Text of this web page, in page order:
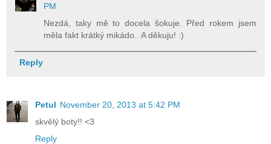
PM
Nezdá, taky mě to docela šokuje. Před rokem jsem
měla fakt krátký mikádo.. A děkuju! :)
Reply
Petul November 20, 2013 at 5:42 PM
skvělý boty!! <3
Reply